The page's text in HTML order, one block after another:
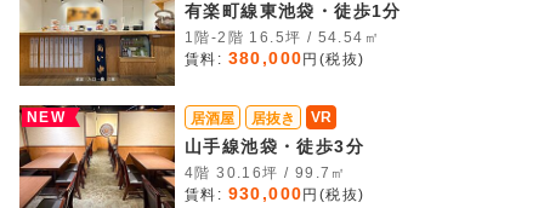
有楽町線東池袋・徒歩1分
1階-2階 16.5坪 / 54.54㎡
賃料: 380,000 円(税抜)
NEW 居酒屋 居抜き VR
山手線池袋・徒歩3分
4階 30.16坪 / 99.7㎡
賃料: 930,000 円(税抜)